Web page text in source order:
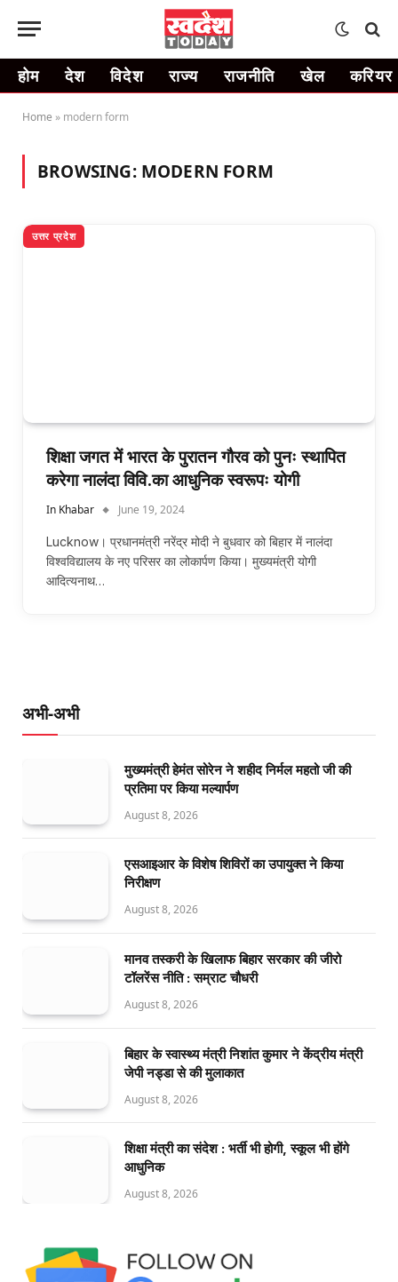
होम देश विदेश राज्य राजनीति खेल करियर
Home » modern form
BROWSING: MODERN FORM
उत्तर प्रदेश
शिक्षा जगत में भारत के पुरातन गौरव को पुनः स्थापित
करेगा नालंदा विवि.का आधुनिक स्वरूपः योगी
In Khabar June 19, 2024
Lucknow। प्रधानमंत्री नरेंद्र मोदी ने बुधवार को बिहार में नालंदा
विश्वविद्यालय के नए परिसर का लोकार्पण किया। मुख्यमंत्री योगी
आदित्यनाथ…
अभी-अभी
मुख्यमंत्री हेमंत सोरेन ने शहीद निर्मल महतो जी की
प्रतिमा पर किया मल्यार्पण
August 8, 2026
एसआइआर के विशेष शिविरों का उपायुक्त ने किया
निरीक्षण
August 8, 2026
मानव तस्करी के खिलाफ बिहार सरकार की जीरो
टॉलरेंस नीति : सम्राट चौधरी
August 8, 2026
बिहार के स्वास्थ्य मंत्री निशांत कुमार ने केंद्रीय मंत्री
जेपी नड्डा से की मुलाकात
August 8, 2026
शिक्षा मंत्री का संदेश : भर्ती भी होगी, स्कूल भी होंगे
आधुनिक
August 8, 2026